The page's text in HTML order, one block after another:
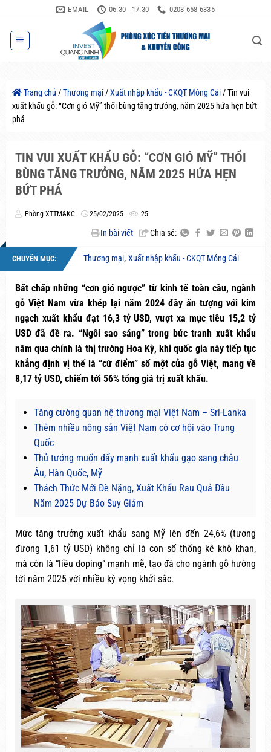
qua
nội
dung
EMAIL 06:30 - 17:30 0203 658 6335
Trang chủ /Thương mại/Xuất nhập khẩu - CKQT Móng Cái/Tin vui
xuất khẩu gỗ: “Cơn gió Mỹ” thổi bùng tăng trưởng, năm 2025 hứa hẹn bứt
phá
TIN VUI XUẤT KHẨU GỖ: “CƠN GIÓ MỸ” THỔI
BÙNG TĂNG TRƯỞNG, NĂM 2025 HỨA HẸN
BỨT PHÁ
Phòng XTTM&KC 25/02/2025 25
In bài viết Chia sẻ:
CHUYÊN MỤC: Thương mại, Xuất nhập khẩu - CKQT Móng Cái
Bất chấp những “cơn gió ngược” từ kinh tế toàn cầu, ngành
gỗ Việt Nam vừa khép lại năm 2024 đầy ấn tượng với kim
ngạch xuất khẩu đạt 16,3 tỷ USD, vượt xa mục tiêu 15,2 tỷ
USD đã đề ra. “Ngôi sao sáng” trong bức tranh xuất khẩu
năm qua chính là thị trường Hoa Kỳ, khi quốc gia này tiếp tục
khẳng định vị thế là “cứ điểm” số một của gỗ Việt, mang về
8,17 tỷ USD, chiếm tới 56% tổng giá trị xuất khẩu.
Tăng cường quan hệ thương mại Việt Nam – Sri-Lanka
Thêm nhiều nông sản Việt Nam có cơ hội vào Trung
Quốc
Thủ tướng muốn đẩy mạnh xuất khẩu gạo sang châu
Âu, Hàn Quốc, Mỹ
Thách Thức Mới Đè Nặng, Xuất Khẩu Rau Quả Đầu
Năm 2025 Dự Báo Suy Giảm
Mức tăng trưởng xuất khẩu sang Mỹ lên đến 24,6% (tương
đương 1,61 tỷ USD) không chỉ là con số thống kê khô khan,
mà còn là “liều doping” mạnh mẽ, tạo đà cho ngành gỗ hướng
tới năm 2025 với nhiều kỳ vọng khởi sắc.